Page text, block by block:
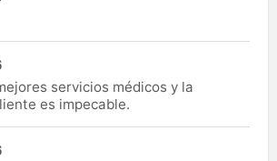
servicios médicos y la
es impecable.